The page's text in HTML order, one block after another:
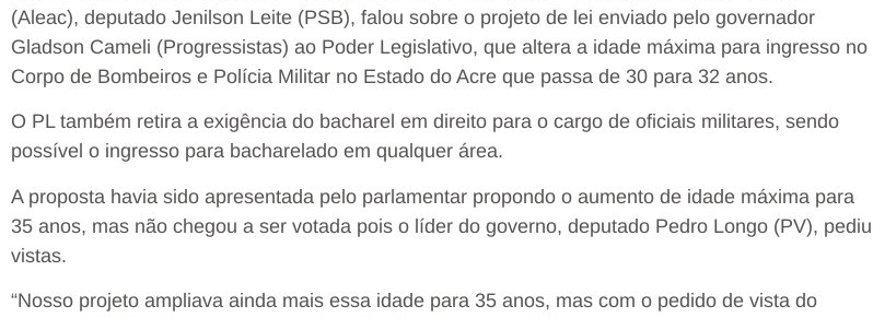
(Aleac), deputado Jenilson Leite (PSB), falou sobre o projeto de lei enviado pelo governador
Gladson Cameli (Progressistas) ao Poder Legislativo, que altera a idade máxima para ingresso no
Corpo de Bombeiros e Polícia Militar no Estado do Acre que passa de 30 para 32 anos.
O PL também retira a exigência do bacharel em direito para o cargo de oficiais militares, sendo
possível o ingresso para bacharelado em qualquer área.
A proposta havia sido apresentada pelo parlamentar propondo o aumento de idade máxima para
35 anos, mas não chegou a ser votada pois o líder do governo, deputado Pedro Longo (PV), pediu
vistas.
“Nosso projeto ampliava ainda mais essa idade para 35 anos, mas com o pedido de vista do